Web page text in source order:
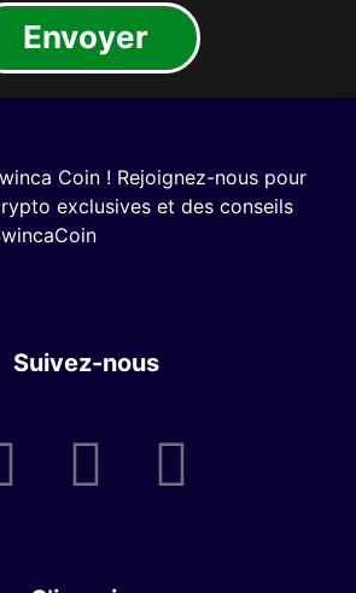
Envoyer
Coin ! Rejoignez-nous pour
exclusives et des conseils
Suivez-nous